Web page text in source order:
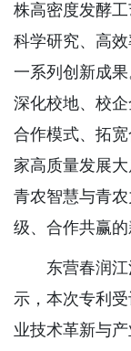
株高密度发酵
科学研究、高
一系列创新成
深化校地、校
合作模式、拓
家高质量发展
青农智慧与青
级、合作共赢的
东营春润
示，本次专利
业技术革新与